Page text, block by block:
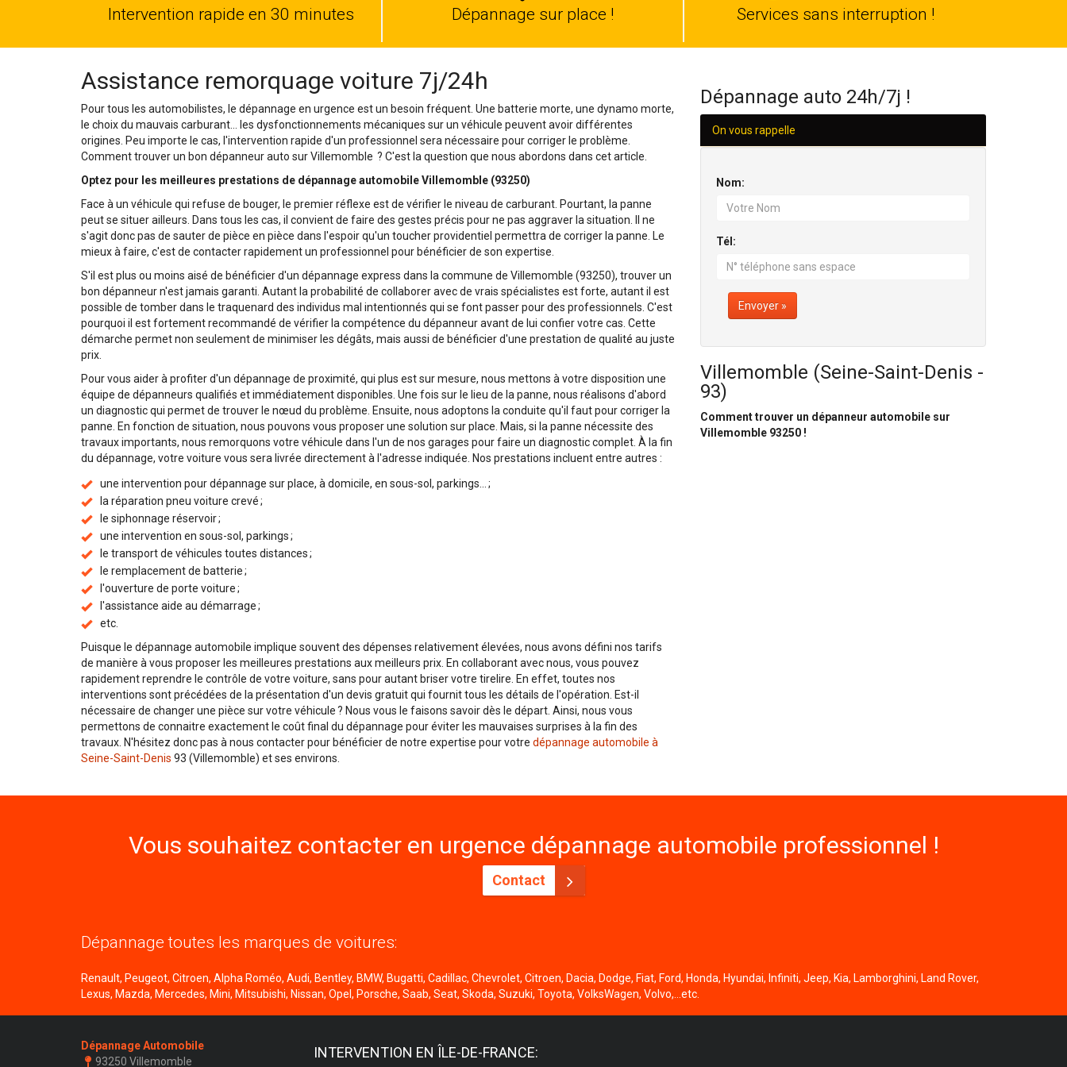
Intervention rapide en 30 minutes
auto
Dépannage sur place !
24
H/24
Services sans interruption !
Assistance remorquage voiture 7j/24h
Pour tous les automobilistes, le dépannage en urgence est un besoin fréquent. Une batterie morte, une dynamo morte,
le choix du mauvais carburant… les dysfonctionnements mécaniques sur un véhicule peuvent avoir différentes
origines. Peu importe le cas, l'intervention rapide d'un professionnel sera nécessaire pour corriger le problème.
Comment trouver un bon dépanneur auto sur Villemomble ? C'est la question que nous abordons dans cet article.
Optez pour les meilleures prestations de dépannage automobile Villemomble (93250)
Face à un véhicule qui refuse de bouger, le premier réflexe est de vérifier le niveau de carburant. Pourtant, la panne
peut se situer ailleurs. Dans tous les cas, il convient de faire des gestes précis pour ne pas aggraver la situation. Il ne
s'agit donc pas de sauter de pièce en pièce dans l'espoir qu'un toucher providentiel permettra de corriger la panne. Le
mieux à faire, c'est de contacter rapidement un professionnel pour bénéficier de son expertise.
S'il est plus ou moins aisé de bénéficier d'un dépannage express dans la commune de Villemomble (93250), trouver un
bon dépanneur n'est jamais garanti. Autant la probabilité de collaborer avec de vrais spécialistes est forte, autant il est
possible de tomber dans le traquenard des individus mal intentionnés qui se font passer pour des professionnels. C'est
pourquoi il est fortement recommandé de vérifier la compétence du dépanneur avant de lui confier votre cas. Cette
démarche permet non seulement de minimiser les dégâts, mais aussi de bénéficier d'une prestation de qualité au juste
prix.
Pour vous aider à profiter d'un dépannage de proximité, qui plus est sur mesure, nous mettons à votre disposition une
équipe de dépanneurs qualifiés et immédiatement disponibles. Une fois sur le lieu de la panne, nous réalisons d'abord
un diagnostic qui permet de trouver le nœud du problème. Ensuite, nous adoptons la conduite qu'il faut pour corriger la
panne. En fonction de situation, nous pouvons vous proposer une solution sur place. Mais, si la panne nécessite des
travaux importants, nous remorquons votre véhicule dans l'un de nos garages pour faire un diagnostic complet. À la fin
du dépannage, votre voiture vous sera livrée directement à l'adresse indiquée. Nos prestations incluent entre autres :
une intervention pour dépannage sur place, à domicile, en sous-sol, parkings... ;
la réparation pneu voiture crevé ;
le siphonnage réservoir ;
une intervention en sous-sol, parkings ;
le transport de véhicules toutes distances ;
le remplacement de batterie ;
l'ouverture de porte voiture ;
l'assistance aide au démarrage ;
etc.
Puisque le dépannage automobile implique souvent des dépenses relativement élevées, nous avons défini nos tarifs
de manière à vous proposer les meilleures prestations aux meilleurs prix. En collaborant avec nous, vous pouvez
rapidement reprendre le contrôle de votre voiture, sans pour autant briser votre tirelire. En effet, toutes nos
interventions sont précédées de la présentation d'un devis gratuit qui fournit tous les détails de l'opération. Est-il
nécessaire de changer une pièce sur votre véhicule ? Nous vous le faisons savoir dès le départ. Ainsi, nous vous
permettons de connaitre exactement le coût final du dépannage pour éviter les mauvaises surprises à la fin des
travaux. N'hésitez donc pas à nous contacter pour bénéficier de notre expertise pour votre dépannage automobile à
Seine-Saint-Denis 93 (Villemomble) et ses environs.
Dépannage auto 24h/7j !
On vous rappelle
Nom:
Tél:
Envoyer »
Villemomble (Seine-Saint-Denis -
93)
Comment trouver un dépanneur automobile sur
Villemomble 93250 !
Vous souhaitez contacter en urgence dépannage automobile professionnel !
Contact
Dépannage toutes les marques de voitures:
Renault, Peugeot, Citroen, Alpha Roméo, Audi, Bentley, BMW, Bugatti, Cadillac, Chevrolet, Citroen, Dacia, Dodge, Fiat, Ford, Honda, Hyundai, Infiniti, Jeep, Kia, Lamborghini, Land Rover,
Lexus, Mazda, Mercedes, Mini, Mitsubishi, Nissan, Opel, Porsche, Saab, Seat, Skoda, Suzuki, Toyota, VolksWagen, Volvo,...etc.
Dépannage Automobile
93250 Villemomble
INTERVENTION EN ÎLE-DE-FRANCE: